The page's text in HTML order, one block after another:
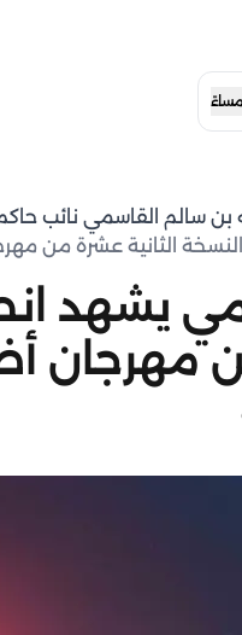
بن سالم القاسمي نائب
الثانية عشرة من
يشهد
مهرجان